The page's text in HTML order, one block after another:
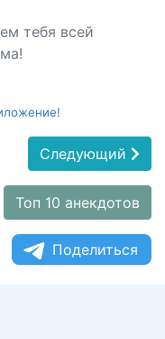
тебя всей
Следующий
Топ 10 анекдотов
Поделиться